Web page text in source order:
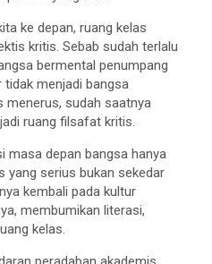
ke depan, ruang kelas
kritis. Sebab sudah terlalu
bermental penumpang
tidak menjadi bangsa
menerus, sudah saatnya
ruang filsafat kritis.
masa depan bangsa hanya
yang serius bukan sekedar
kembali pada kultur
membumikan literasi,
kelas.